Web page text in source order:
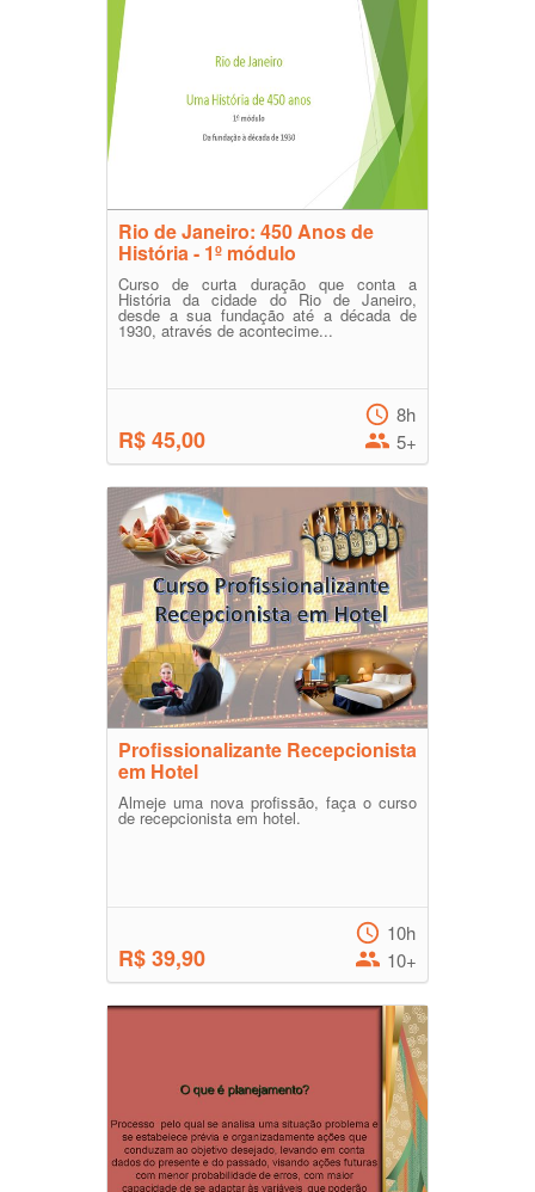
Rio de Janeiro: 450 Anos de
História - 1º módulo
Curso de curta duração que conta a
História da cidade do Rio de Janeiro,
desde a sua fundação até a década de
1930, através de acontecime...
R$ 45,00
8h
5+
Profissionalizante Recepcionista
em Hotel
Almeje uma nova profissão, faça o curso
de recepcionista em hotel.
R$ 39,90
10h
10+